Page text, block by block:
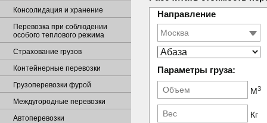
Направление
Параметры груза:
М3
Кг
Консолидация и хранение
Перевозка при соблюдении
особого теплового режима
Страхование грузов
Контейнерные перевозки
Грузоперевозки фурой
Междугородные перевозки
Автоперевозки